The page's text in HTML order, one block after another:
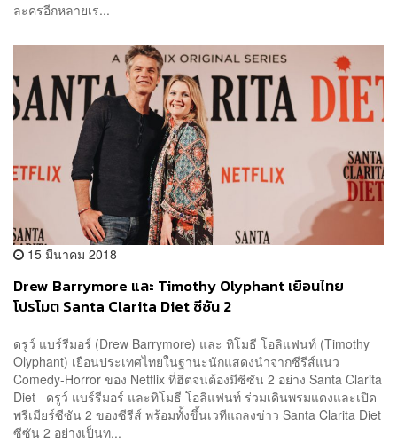
ละครอีกหลายเร...
15 มีนาคม 2018
Drew Barrymore และ Timothy Olyphant เยือนไทย
โปรโมต Santa Clarita Diet ซีซัน 2
ดรูว์ แบร์รีมอร์ (Drew Barrymore) และ ทิโมธี โอลิแฟนท์ (Timothy
Olyphant) เยือนประเทศไทยในฐานะนักแสดงนำจากซีรีส์แนว
Comedy-Horror ของ Netflix ที่ฮิตจนต้องมีซีซัน 2 อย่าง Santa Clarita
Diet ดรูว์ แบร์รีมอร์ และทิโมธี โอลิแฟนท์ ร่วมเดินพรมแดงและเปิด
พรีเมียร์ซีซัน 2 ของซีรีส์ พร้อมทั้งขึ้นเวทีแถลงข่าว Santa Clarita Diet
ซีซัน 2 อย่างเป็นท...